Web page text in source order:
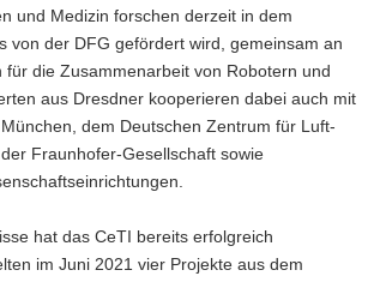
und Medizin forschen derzeit in dem
von der DFG gefördert wird, gemeinsam an
für die Zusammenarbeit von Robotern und
aus Dresdner kooperieren dabei auch mit
dem Deutschen Zentrum für Luft-
Fraunhofer-Gesellschaft sowie
hat das CeTI bereits erfolgreich
im Juni 2021 vier Projekte aus dem